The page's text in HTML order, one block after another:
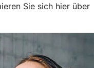
Sie sich hier über